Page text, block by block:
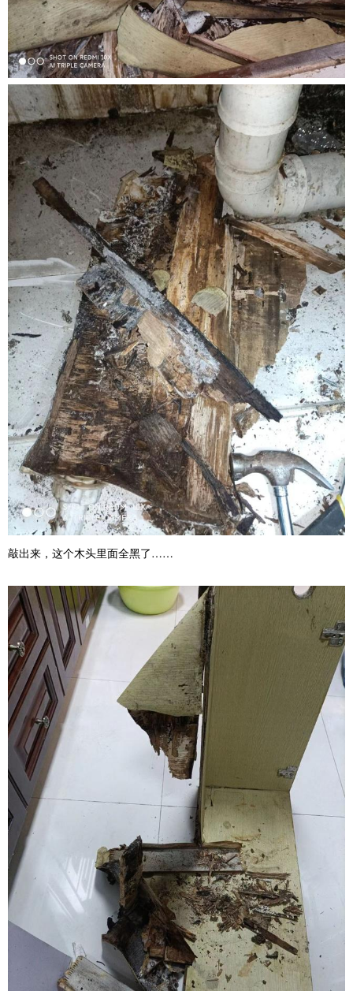
敲出来，这个木头里面全黑了……